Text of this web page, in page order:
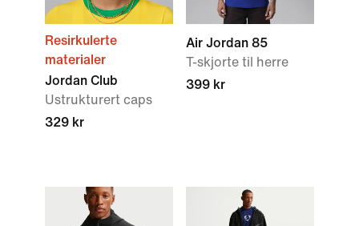
Resirkulerte
materialer
Jordan Club
Ustrukturert caps
329 kr
Air Jordan 85
T-skjorte til herre
399 kr